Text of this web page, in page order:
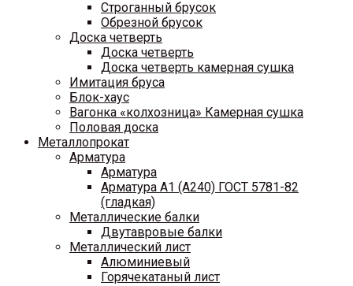
Строганный брусок
Обрезной брусок
Доска четверть
Доска четверть
Доска четверть камерная сушка
Имитация бруса
Блок-хаус
Вагонка «колхозница» Камерная сушка
Половая доска
Металлопрокат
Арматура
Арматура
Арматура A1 (A240) ГОСТ 5781-82
(гладкая)
Металлические балки
Двутавровые балки
Металлический лист
Алюминиевый
Горячекатаный лист